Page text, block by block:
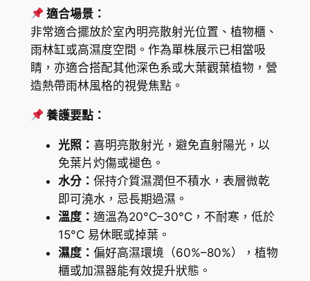
5
.
b
r
i
n
a
R
適合場景：
非常適合擺放於室內明亮散射光位置、植物櫃、
雨林缸或高濕度空間。作為單株展示已相當吸
睛，亦適合搭配其他深色系或大葉觀葉植物，營
造熱帶雨林風格的視覺焦點。
養護要點：
光照： 喜明亮散射光，避免直射陽光，以
免葉片灼傷或褪色。
水分： 保持介質濕潤但不積水，表層微乾
即可澆水，忌長期過濕。
溫度： 適溫為20°C–30°C，不耐寒，低於
15°C 易休眠或掉葉。
濕度： 偏好高濕環境（60%–80%），植物
櫃或加濕器能有效提升狀態。